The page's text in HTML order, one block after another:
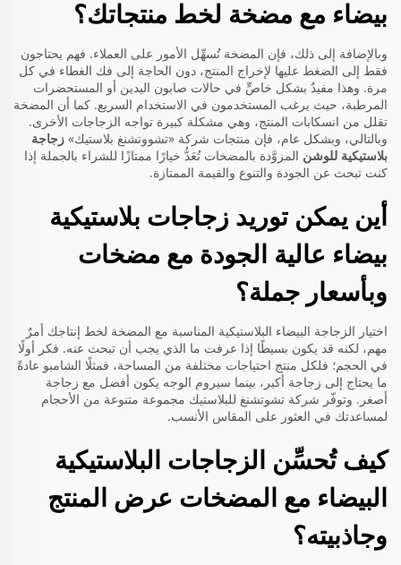
بيضاء مع مضخة لخط منتجاتك؟
وبالإضافة إلى ذلك، فإن المضخة تُسهِّل الأمور على العملاء. فهم يحتاجون
فقط إلى الضغط عليها لإخراج المنتج، دون الحاجة إلى فك الغطاء في كل
مرة. وهذا مفيدٌ بشكل خاصٍّ في حالات صابون اليدين أو المستحضرات
المرطبة، حيث يرغب المستخدمون في الاستخدام السريع. كما أن المضخة
تقلل من انسكابات المنتج، وهي مشكلة كبيرة تواجه الزجاجات الأخرى.
وبالتالي، وبشكل عام، فإن منتجات شركة «تشووتشنغ بلاستيك» زجاجة
بلاستيكية للوشن المزوَّدة بالمضخات تُعَدُّ خيارًا ممتازًا للشراء بالجملة إذا
كنت تبحث عن الجودة والتنوع والقيمة الممتازة.
أين يمكن توريد زجاجات بلاستيكية
بيضاء عالية الجودة مع مضخات
وبأسعار جملة؟
اختيار الزجاجة البيضاء البلاستيكية المناسبة مع المضخة لخط إنتاجك أمرٌ
مهم، لكنه قد يكون بسيطًا إذا عرفت ما الذي يجب أن تبحث عنه. فكر أولًا
في الحجم؛ فلكل منتج احتياجات مختلفة من المساحة، فمثلًا الشامبو عادةً
ما يحتاج إلى زجاجة أكبر، بينما سيروم الوجه يكون أفضل مع زجاجة
أصغر. وتوفّر شركة تشوتشنغ للبلاستيك مجموعة متنوعة من الأحجام
لمساعدتك في العثور على المقاس الأنسب.
كيف تُحسِّن الزجاجات البلاستيكية
البيضاء مع المضخات عرض المنتج
وجاذبيته؟